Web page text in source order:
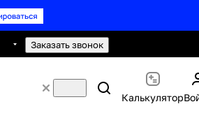
Заказать звонок
Калькулятор